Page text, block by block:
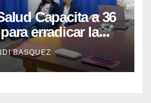
Capacita a 36
erradicar la
Yaracuy
BASQUEZ